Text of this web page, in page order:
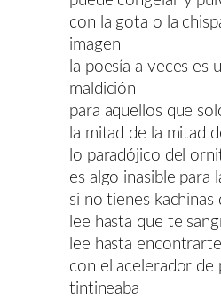
con la gota o la
imagen
la poesía a veces es
maldición
para aquellos que
la mitad de la mitad
lo paradójico del
es algo inasible para
si no tienes kachinas
lee hasta que te
lee hasta
con el acelerador de
tintineaba